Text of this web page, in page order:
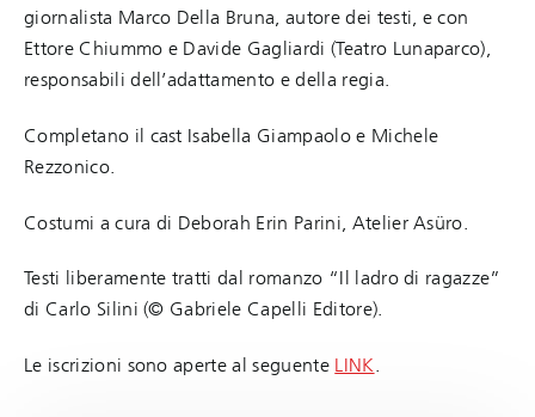
giornalista Marco Della Bruna, autore dei testi, e con
Ettore Chiummo e Davide Gagliardi (Teatro Lunaparco),
responsabili dell’adattamento e della regia.
Completano il cast Isabella Giampaolo e Michele
Rezzonico.
Costumi a cura di Deborah Erin Parini, Atelier Asüro.
Testi liberamente tratti dal romanzo “Il ladro di ragazze”
di Carlo Silini (© Gabriele Capelli Editore).
Le iscrizioni sono aperte al seguente LINK